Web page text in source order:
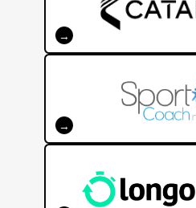
→
CERTIFICACIÓN
→
CERTIFICACIÓN EN
CERTIFICACIÓN